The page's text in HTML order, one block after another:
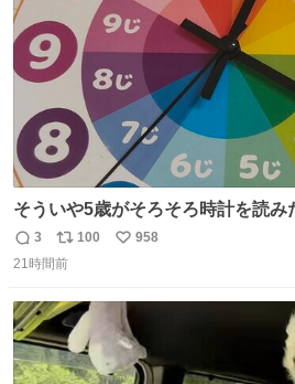
そういや5歳がそろそろ時計を読み
円で作れる知育時計作ってみた！
う先人！
返
信
3
リ
ポ
ト
数
100
い
数
958
21時間前